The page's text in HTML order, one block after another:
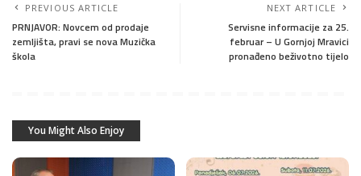
PREVIOUS ARTICLE
PRNJAVOR: Novcem od prodaje
zemljišta, pravi se nova Muzička
škola
NEXT ARTICLE
Servisne informacije za 25.
februar – U Gornjoj Mravici
pronađeno beživotno tijelo
You Might Also Enjoy